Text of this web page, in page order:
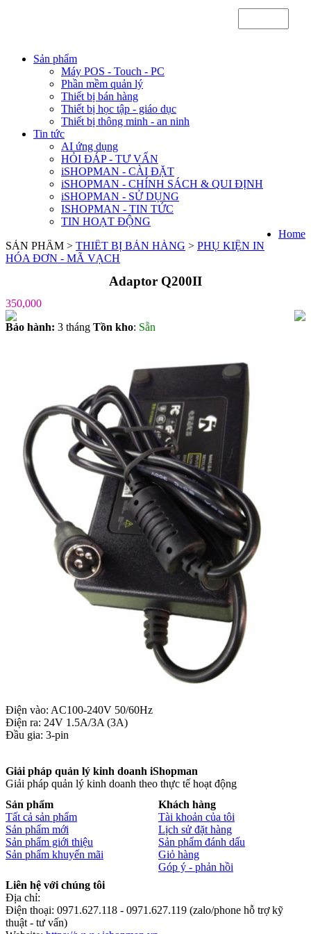
Sản phẩm
Máy POS - Touch - PC
Phần mềm quản lý
Thiết bị bán hàng
Thiết bị học tập - giáo dục
Thiết bị thông minh - an ninh
Tin tức
AI ứng dụng
HỎI ĐÁP - TƯ VẤN
iSHOPMAN - CÀI ĐẶT
iSHOPMAN - CHÍNH SÁCH & QUI ĐỊNH
iSHOPMAN - SỬ DỤNG
ISHOPMAN - TIN TỨC
TIN HOẠT ĐỘNG
Home
SẢN PHẨM > THIẾT BỊ BÁN HÀNG > PHỤ KIỆN IN
HÓA ĐƠN - MÃ VẠCH
Adaptor Q200II
350,000
Bảo hành: 3 tháng Tồn kho: Sẵn
Điện vào: AC100-240V 50/60Hz
Điện ra: 24V 1.5A/3A (3A)
Đầu gia: 3-pin
Giải pháp quản lý kinh doanh iShopman
Giải pháp quản lý kinh doanh theo thực tế hoạt động
Sản phẩm
Tất cả sản phẩm
Sản phẩm mới
Sản phẩm giới thiệu
Sản phẩm khuyến mãi
Khách hàng
Tài khoản của tôi
Lịch sử đặt hàng
Sản phẩm đánh dấu
Giỏ hàng
Góp ý - phản hồi
Liên hệ với chúng tôi
Địa chỉ:
Điện thoại: 0971.627.118 - 0971.627.119 (zalo/phone hỗ trợ kỹ
thuật - tư vấn)